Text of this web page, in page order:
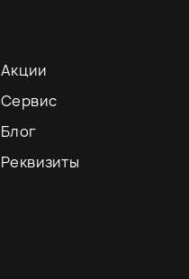
Акции
Сервис
Блог
Реквизиты